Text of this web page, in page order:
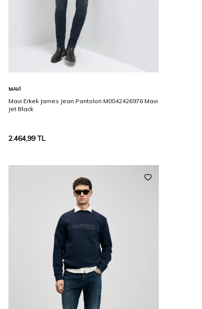
MAVI
Mavi Erkek James Jean Pantolon M0042426976 Mavi
Jet Black
2.464,99TL